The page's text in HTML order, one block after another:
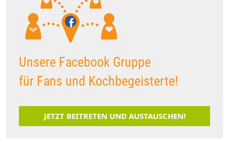
Unsere Facebook Gruppe
für Fans und Kochbegeisterte!
JETZT BEITRETEN UND AUSTAUSCHEN!